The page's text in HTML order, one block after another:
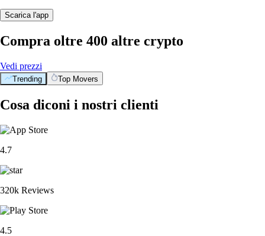
Scarica l'app
Compra oltre 400 altre crypto
Vedi prezzi
Trending Top Movers
Cosa diconi i nostri clienti
4.7
320k Reviews
4.5